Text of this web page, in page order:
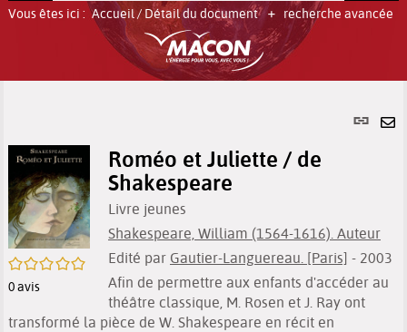
recherche avancée
Vous êtes ici : Accueil/ Détail du document
Lien
/5
0avis
Roméo et Juliette / de
Shakespeare
Livre jeunes
Shakespeare, William (1564-1616). Auteur
Edité par Gautier-Languereau. [Paris] - 2003
Afin de permettre aux enfants d'accéder au
théâtre classique, M. Rosen et J. Ray ont
transformé la pièce de W. Shakespeare en récit en